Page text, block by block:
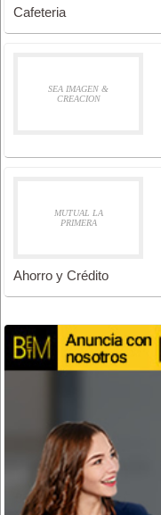
Cafeteria
SEA IMAGEN &
CREACION
MUTUAL LA
PRIMERA
Ahorro y Crédito